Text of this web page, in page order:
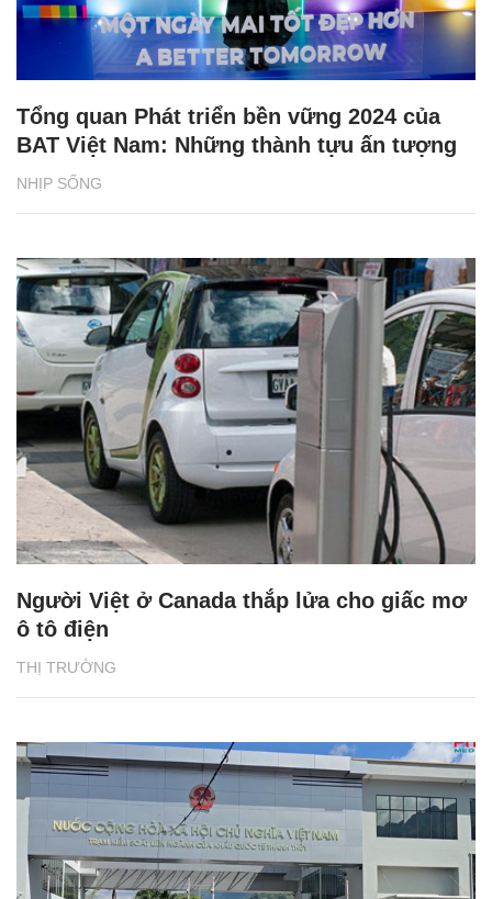
NHỊP SỐNG
Tổng quan Phát triển bền vững 2024 của
BAT Việt Nam: Những thành tựu ấn tượng
THỊ TRƯỜNG
Người Việt ở Canada thắp lửa cho giấc mơ
ô tô điện